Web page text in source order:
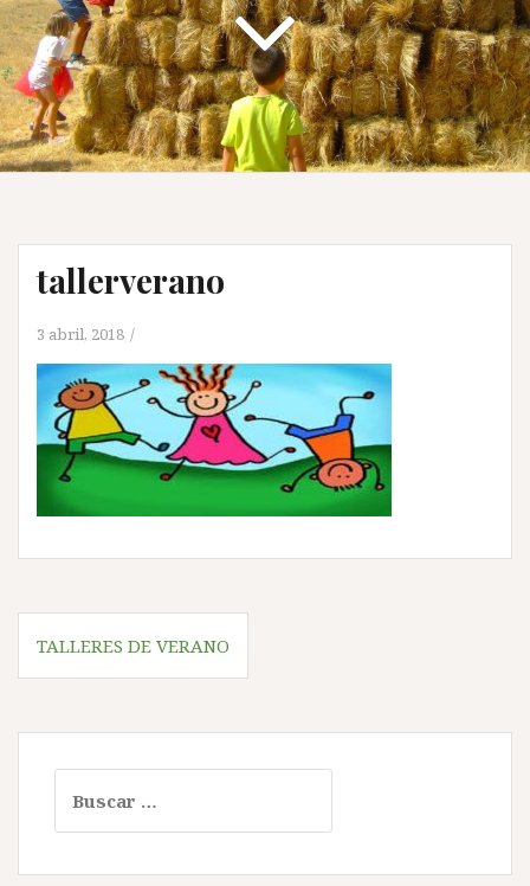
tallerverano
3 abril, 2018
Navegación
deTALLERES DE VERANO